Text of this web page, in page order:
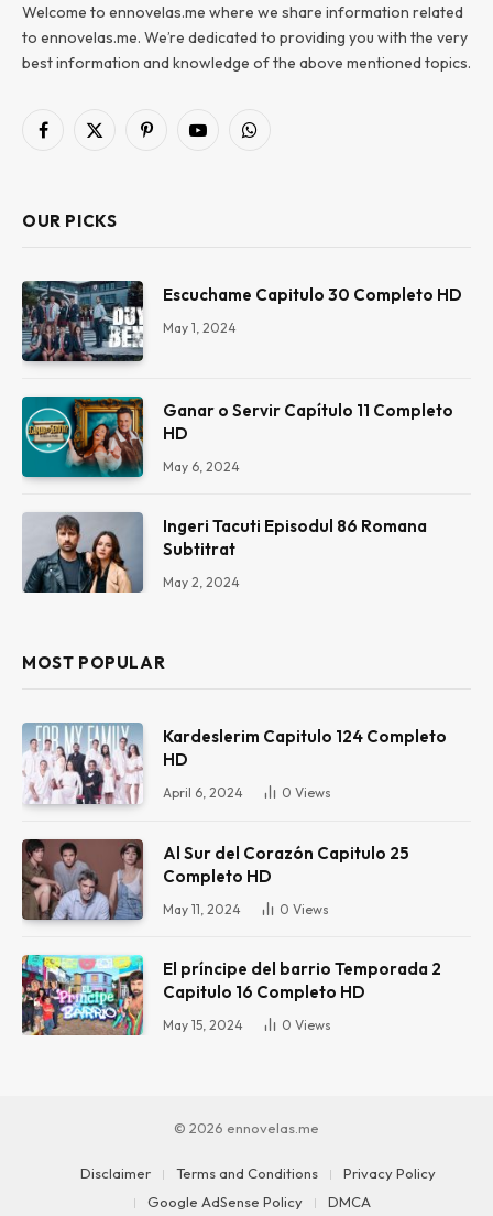
Welcome to ennovelas.me where we share information related
to ennovelas.me. We’re dedicated to providing you with the very
best information and knowledge of the above mentioned topics.
Facebook
X
PinterestYouTubeWhatsApp
OUR PICKS
Escuchame Capitulo 30 Completo HD
May 1, 2024
Ganar o Servir Capítulo 11 Completo
HD
May 6, 2024
Ingeri Tacuti Episodul 86 Romana
Subtitrat
May 2, 2024
MOST POPULAR
Kardeslerim Capitulo 124 Completo
HD
April 6, 2024 0 Views
Al Sur del Corazón Capitulo 25
Completo HD
May 11, 2024 0 Views
El príncipe del barrio Temporada 2
Capitulo 16 Completo HD
May 15, 2024 0 Views
© 2026 ennovelas.me
Disclaimer Terms and Conditions
Privacy Policy
Google AdSense Policy
DMCA